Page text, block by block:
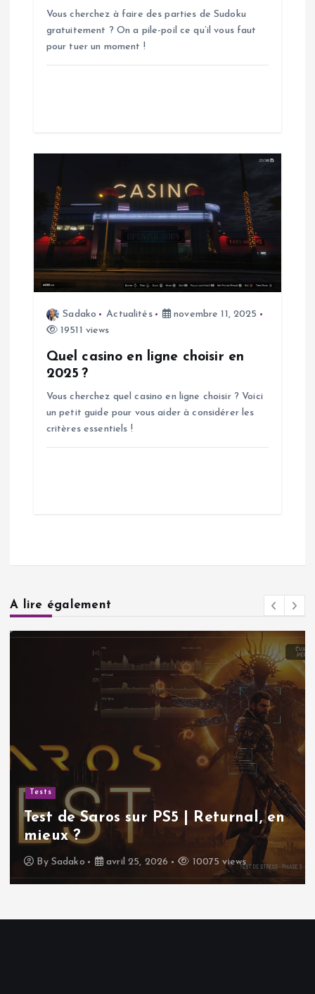
e
Vous cherchez à faire des parties de Sudoku
gratuitement ? On a pile-poil ce qu’il vous faut
pour tuer un moment !
Sadako Actualités
novembre 11, 2025
19511 views
Quel casino en ligne choisir en
2025 ?
Vous cherchez quel casino en ligne choisir ? Voici
un petit guide pour vous aider à considérer les
critères essentiels !
A lire également
Tests
Test de Saros sur PS5 | Returnal, en
mieux ?
By Sadako avril 25, 2026 10075 views